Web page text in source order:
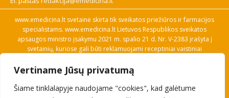
Vertiname Jūsų privatumą
Šiame tinklalapyje naudojame "cookies", kad galėtume
www.emedicina.lt svetainė skirta tik sveikatos priežiūros ir farmacijos
specialistams. www.emedicina.lt Lietuvos Respublikos sveikatos
apsaugos ministro įsakymu 2021 m. spalio 21 d. Nr. V-2383 įrašyta į
svetainių, kuriose gali būti reklamuojami receptiniai vaistiniai
savo profesinę kvalifikaciją. Naudingos nuorodos: Vaistų ir medicinos
pagalbos priemonių kainų paieška, VVKT tinklalapis, Sveikatos
priežiūros ar farmacijos specialisto pranešimo apie įtariamą